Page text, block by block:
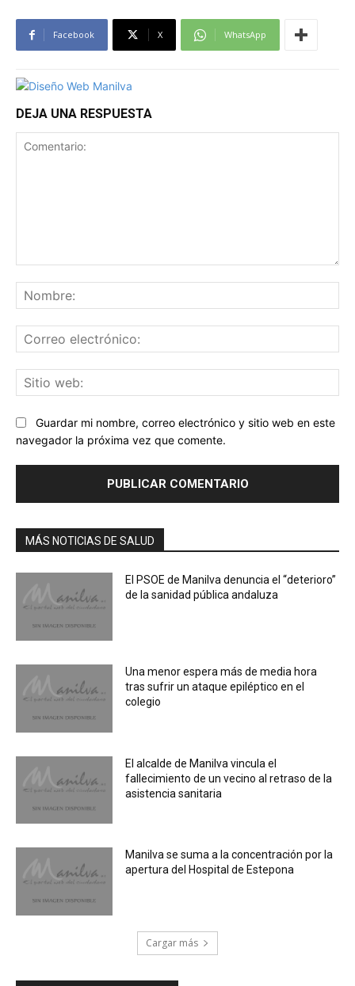
Facebook X WhatsApp
DEJA UNA RESPUESTA
Guardar mi nombre, correo electrónico y sitio web en este
navegador la próxima vez que comente.
MÁS NOTICIAS DE SALUD
El PSOE de Manilva denuncia el “deterioro”
de la sanidad pública andaluza
Una menor espera más de media hora
tras sufrir un ataque epiléptico en el
colegio
El alcalde de Manilva vincula el
fallecimiento de un vecino al retraso de la
asistencia sanitaria
Manilva se suma a la concentración por la
apertura del Hospital de Estepona
Cargar más